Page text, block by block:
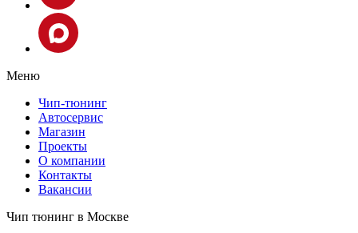
Меню
Чип-тюнинг
Автосервис
Магазин
Проекты
О компании
Контакты
Вакансии
Чип тюнинг в Москве